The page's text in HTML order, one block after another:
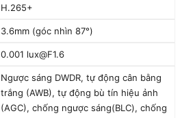
H.265+
3.6mm (góc nhìn 87°)
0.001 lux@F1.6
Ngược sáng DWDR, tự động cân bằng
trắng (AWB), tự động bù tín hiệu ảnh
(AGC), chống ngược sáng(BLC), chống